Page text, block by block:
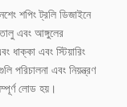
শপিং ট্রলি ডিজাইনে
এবং আঙ্গুলের
ধাক্কা এবং স্টিয়ারিং
পরিচালনা এবং নিয়ন্ত্রণ
লোড হয়।